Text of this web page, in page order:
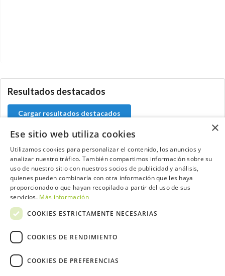
Resultados destacados
Cargar resultados destacados
Contacta con el equipo de NextCaddy
Opina Contacta
×
Ese sitio web utiliza cookies
Utilizamos cookies para personalizar el contenido, los anuncios y
analizar nuestro tráfico. También compartimos información sobre su
uso de nuestro sitio con nuestros socios de publicidad y análisis,
quienes pueden combinarla con otra información que les haya
proporcionado o que hayan recopilado a partir del uso de sus
servicios. Más información
COOKIES ESTRICTAMENTE NECESARIAS
COOKIES DE RENDIMIENTO
COOKIES DE PREFERENCIAS